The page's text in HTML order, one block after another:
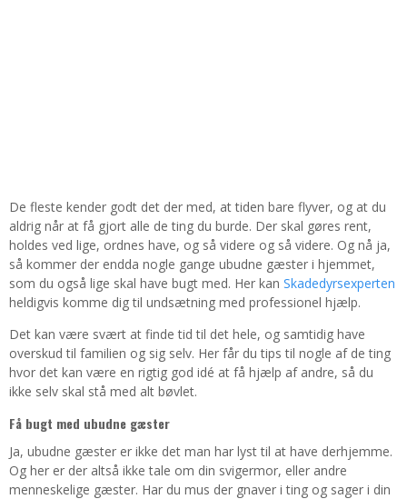
De fleste kender godt det der med, at tiden bare flyver, og at du
aldrig når at få gjort alle de ting du burde. Der skal gøres rent,
holdes ved lige, ordnes have, og så videre og så videre. Og nå ja,
så kommer der endda nogle gange ubudne gæster i hjemmet,
som du også lige skal have bugt med. Her kan Skadedyrsexperten
heldigvis komme dig til undsætning med professionel hjælp.
Det kan være svært at finde tid til det hele, og samtidig have
overskud til familien og sig selv. Her får du tips til nogle af de ting
hvor det kan være en rigtig god idé at få hjælp af andre, så du
ikke selv skal stå med alt bøvlet.
Få bugt med ubudne gæster
Ja, ubudne gæster er ikke det man har lyst til at have derhjemme.
Og her er der altså ikke tale om din svigermor, eller andre
menneskelige gæster. Har du mus der gnaver i ting og sager i din